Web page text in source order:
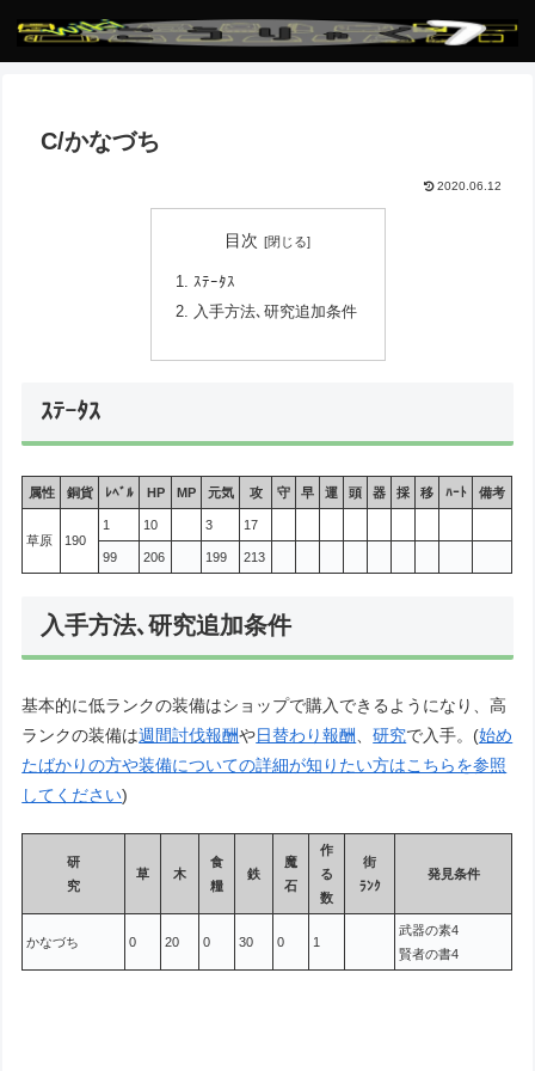
C/かなづち
2020.06.12
目次
ｽﾃｰﾀｽ
入手方法､研究追加条件
ｽﾃｰﾀｽ
属性 銅貨 ﾚﾍﾞﾙ HP MP 元気 攻 守 早 運 頭 器 採 移 ﾊｰﾄ 備考
草原 190
1 10 3 17
99 206 199 213
入手方法､研究追加条件
基本的に低ランクの装備はショップで購入できるようになり、高
ランクの装備は週間討伐報酬や日替わり報酬 、研究で入手。(始め
たばかりの方や装備についての詳細が知りたい方はこちらを参照
してください)
研
究
草 木
食
糧
鉄
魔
石
作
る
数
街
ﾗﾝｸ
発見条件
かなづち 0 20 0 30 0 1
武器の素4
賢者の書4